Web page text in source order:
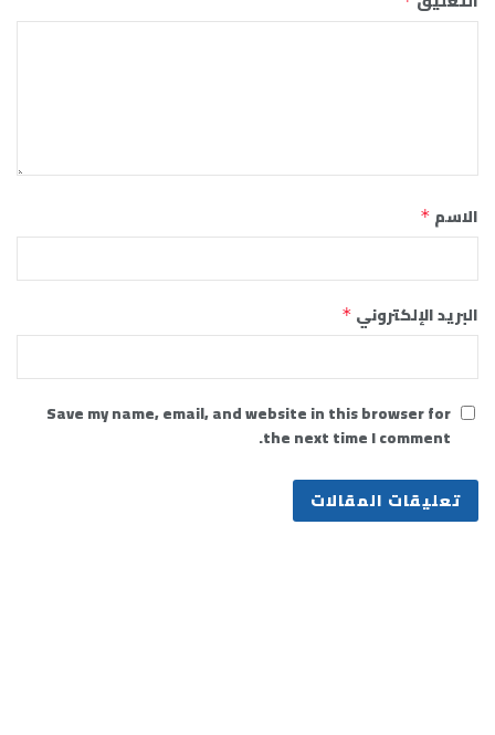
الاسم *
البريد الإلكتروني *
Save my name, email, and website in this browser for
the next time I comment.